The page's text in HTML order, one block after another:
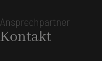
Ansprechpartner
Kontakt